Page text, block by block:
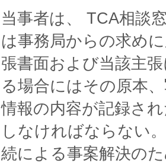
当事者は、 TCA相談
は事務局からの求め
張書面および当該主
る場合にはその原本
情報の内容が記録さ
しなければならない
続による事案解決の